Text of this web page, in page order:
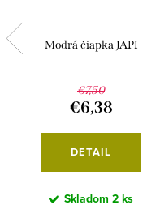
Modrá čiapka JAPI
€7,50
€6,38
DETAIL
Skladom 2 ks